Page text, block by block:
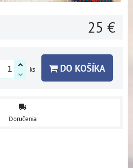
25 €
ks DO KOŠÍKA
Doručenia